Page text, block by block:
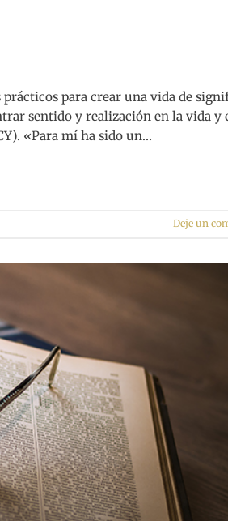
para crear una vida de
sentido y realización en la vida y
«Para mí ha sido un…
Deje un